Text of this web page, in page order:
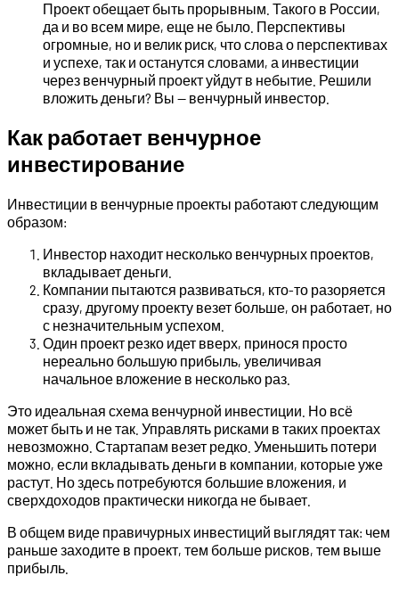
Проект обещает быть прорывным. Такого в России,
да и во всем мире, еще не было. Перспективы
огромные, но и велик риск, что слова о перспективах
и успехе, так и останутся словами, а инвестиции
через венчурный проект уйдут в небытие. Решили
вложить деньги? Вы — венчурный инвестор.
Как работает венчурное
инвестирование
Инвестиции в венчурные проекты работают следующим
образом:
Инвестор находит несколько венчурных проектов,
вкладывает деньги.
Компании пытаются развиваться, кто-то разоряется
сразу, другому проекту везет больше, он работает, но
с незначительным успехом.
Один проект резко идет вверх, принося просто
нереально большую прибыль, увеличивая
начальное вложение в несколько раз.
Это идеальная схема венчурной инвестиции. Но всё
может быть и не так. Управлять рисками в таких проектах
невозможно. Стартапам везет редко. Уменьшить потери
можно, если вкладывать деньги в компании, которые уже
растут. Но здесь потребуются большие вложения, и
сверхдоходов практически никогда не бывает.
В общем виде правичурных инвестиций выглядят так: чем
раньше заходите в проект, тем больше рисков, тем выше
прибыль.